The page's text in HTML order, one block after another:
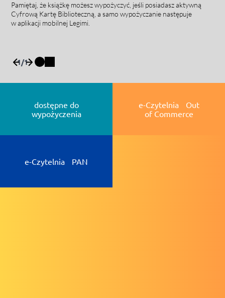
Pamiętaj, że książkę możesz wypożyczyć, jeśli posiadasz aktywną
Cyfrową Kartę Biblioteczną, a samo wypożyczanie następuje
w aplikacji mobilnej Legimi.
1/1
dostępne do
wypożyczenia
e-Czytelnia Out
of Commerce
e-Czytelnia PAN